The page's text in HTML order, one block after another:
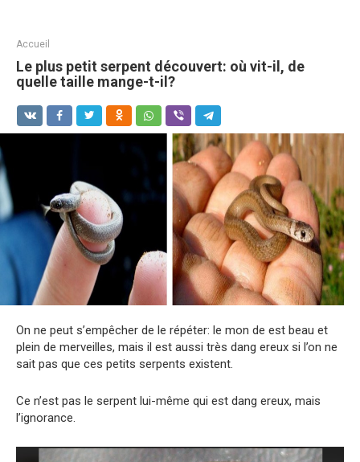
Accueil
Le plus petit serpent découvert: où vit-il, de
quelle taille mange-t-il?
On ne peut s’empêcher de le répéter: le mon de est beau et
plein de merveilles, mais il est aussi très dang ereux si l’on ne
sait pas que ces petits serpents existent.
Ce n’est pas le serpent lui-même qui est dang ereux, mais
l’ignorance.